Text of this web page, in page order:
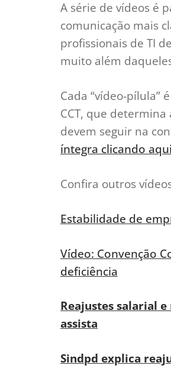
A série de vídeos é
comunicação mais
profissionais de TI
muito além
Cada “vídeo-pílula”
CCT, que
devem seguir na
íntegra clicando aqui
Confira outros
Estabilidade de
Vídeo: Convenção
deficiência
Reajustes salarial
assista
Sindpd explica